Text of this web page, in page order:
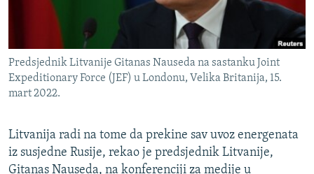
SPECIJALI RSE
VIŠE OD NASLOVA
GENOCID U SREBRENICI
POPLAVE I KLIZIŠTA U BIH 2024.
POST SCRIPTUM
MOJA EVROPA
PRATITE NAS
Predsjednik Litvanije Gitanas Nauseda na sastanku Joint
Expeditionary Force (JEF) u Londonu, Velika Britanija, 15.
mart 2022.
Litvanija radi na tome da prekine sav uvoz energenata
iz susjedne Rusije, rekao je predsjednik Litvanije,
Gitanas Nauseda, na konferenciji za medije u